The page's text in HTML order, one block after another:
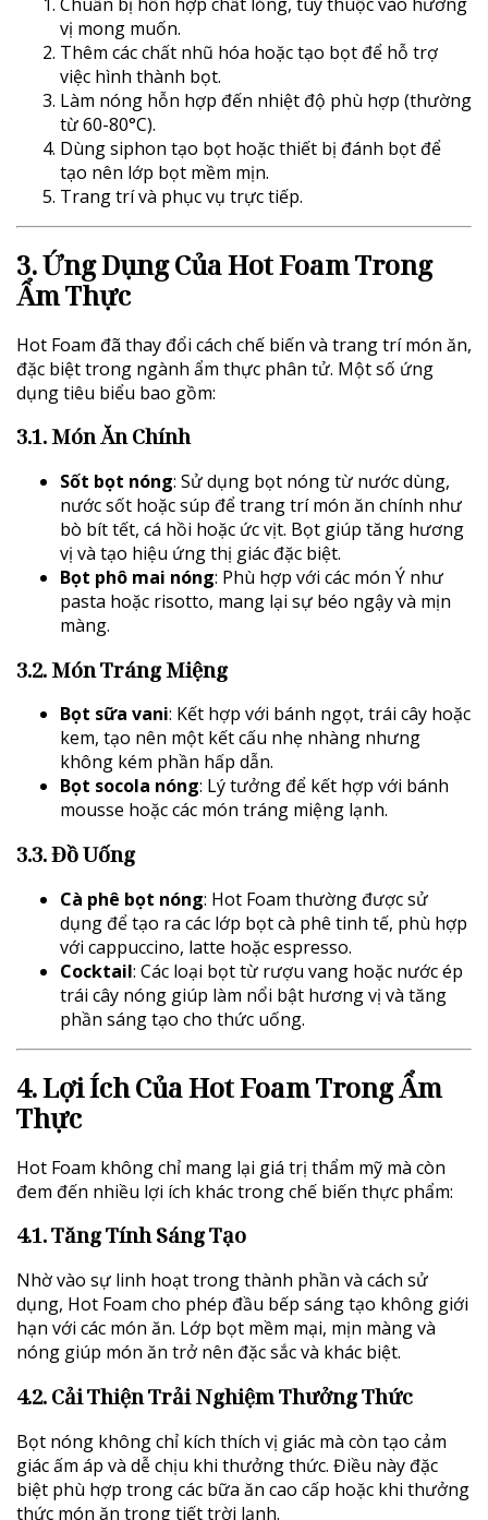
vị mong muốn.
Thêm các chất nhũ hóa hoặc tạo bọt để hỗ trợ
việc hình thành bọt.
Làm nóng hỗn hợp đến nhiệt độ phù hợp (thường
từ 60-80°C).
Dùng siphon tạo bọt hoặc thiết bị đánh bọt để
tạo nên lớp bọt mềm mịn.
Trang trí và phục vụ trực tiếp.
3. Ứng Dụng CủaHot FoamTrong
Ẩm Thực
Hot Foam đã thay đổi cách chế biến và trang trí món ăn,
đặc biệt trong ngành ẩm thực phân tử. Một số ứng
dụng tiêu biểu bao gồm:
3.1. Món Ăn Chính
Sốt bọt nóng: Sử dụng bọt nóng từ nước dùng,
nước sốt hoặc súp để trang trí món ăn chính như
bò bít tết, cá hồi hoặc ức vịt. Bọt giúp tăng hương
vị và tạo hiệu ứng thị giác đặc biệt.
Bọt phô mai nóng: Phù hợp với các món Ý như
pasta hoặc risotto, mang lại sự béo ngậy và mịn
màng.
3.2. Món Tráng Miệng
Bọt sữa vani: Kết hợp với bánh ngọt, trái cây hoặc
kem, tạo nên một kết cấu nhẹ nhàng nhưng
không kém phần hấp dẫn.
Bọt socola nóng: Lý tưởng để kết hợp với bánh
mousse hoặc các món tráng miệng lạnh.
3.3. Đồ Uống
Cà phê bọt nóng: Hot Foam thường được sử
dụng để tạo ra các lớp bọt cà phê tinh tế, phù hợp
với cappuccino, latte hoặc espresso.
Cocktail: Các loại bọt từ rượu vang hoặc nước ép
trái cây nóng giúp làm nổi bật hương vị và tăng
phần sáng tạo cho thức uống.
4. Lợi Ích Của Hot Foam Trong Ẩm
Thực
Hot Foam không chỉ mang lại giá trị thẩm mỹ mà còn
đem đến nhiều lợi ích khác trong chế biến thực phẩm:
4.1. Tăng Tính Sáng Tạo
Nhờ vào sự linh hoạt trong thành phần và cách sử
dụng, Hot Foam cho phép đầu bếp sáng tạo không giới
hạn với các món ăn. Lớp bọt mềm mại, mịn màng và
nóng giúp món ăn trở nên đặc sắc và khác biệt.
4.2. Cải Thiện Trải Nghiệm Thưởng Thức
Bọt nóng không chỉ kích thích vị giác mà còn tạo cảm
giác ấm áp và dễ chịu khi thưởng thức. Điều này đặc
biệt phù hợp trong các bữa ăn cao cấp hoặc khi thưởng
thức món ăn trong tiết trời lạnh.